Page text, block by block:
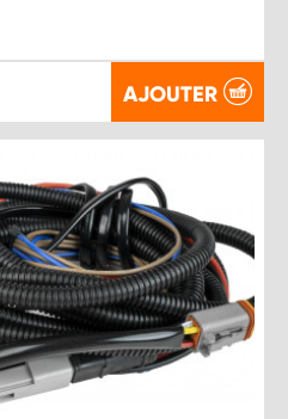
AJOUTER